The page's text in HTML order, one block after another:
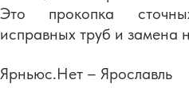
Это прокопка
исправных труб и замена
Ярньюс.Нет – Ярославль